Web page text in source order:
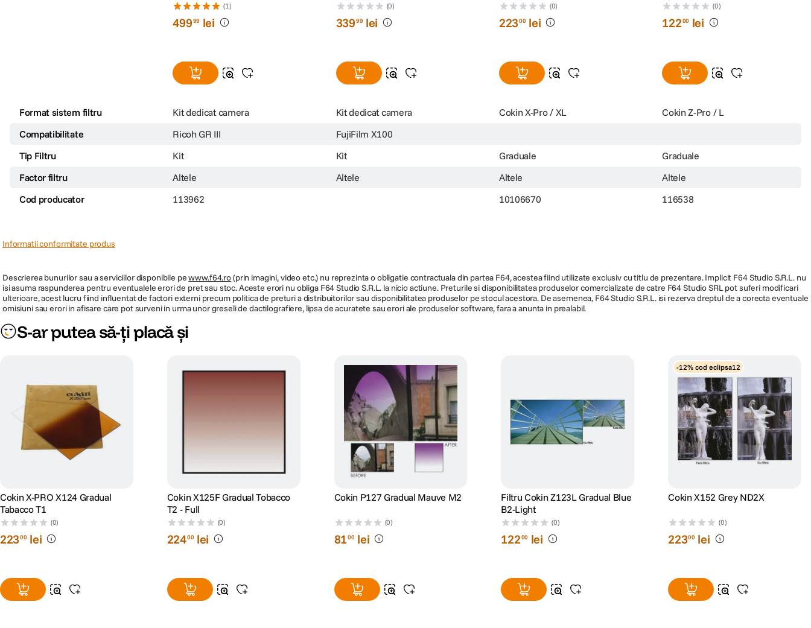
(1)
49999 lei
(0)
33999 lei
(0)
22300 lei
(0)
12200 lei
Format sistem filtru Kit dedicat camera Kit dedicat camera Cokin X-Pro / XL
Cokin Z-Pro / L
Compatibilitate
Ricoh GR III
FujiFilm X100
Tip Filtru
Kit Kit Graduale
Graduale
Factor filtru
Altele Altele Altele
Altele
Cod producator
113962 10106670 116538
Informatii conformitate produs
Descrierea bunurilor sau a serviciilor disponibile pewww.f64.ro(prin imagini, video etc.) nu reprezinta o obligatie contractuala din partea F64, acestea fiind utilizate exclusiv cu titlu de prezentare. Implicit F64 Studio S.R.L. nu
isi asuma raspunderea pentru eventualele erori de pret sau stoc. Aceste erori nu obliga F64 Studio S.R.L. la nicio actiune. Preturile si disponibilitatea produselor comercializate de catre F64 Studio SRL pot suferi modificari
ulterioare, acest lucru fiind influentat de factori externi precum politica de preturi a distribuitorilor sau disponibilitatea produselor pe stocul acestora. De asemenea, F64 Studio S.R.L. isi rezerva dreptul de a corecta eventuale
omisiuni sau erori in afisare care pot surveni in urma unor greseli de dactilografiere, lipsa de acuratete sau erori ale produselor software, fara a anunta in prealabil.
S-ar putea să-ți placă și
Cokin X-PRO X124 Gradual
Tabacco T1
(0)
22300 lei
Cokin X125F Gradual Tobacco
T2 - Full
(0)
22400 lei
Cokin P127 Gradual Mauve M2
(0)
8100 lei
Filtru Cokin Z123L Gradual Blue
B2-Light
(0)
12200 lei
-12% cod eclipsa12
Cokin X152 Grey ND2X
(0)
22300 lei